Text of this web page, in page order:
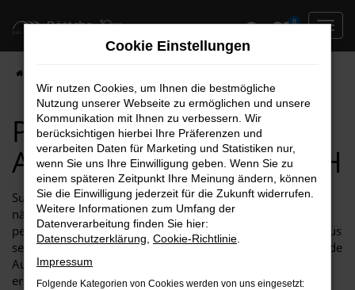
Zum
springen
0
Peugeot kaufen bei
Autohaus Böttche GmbH
Suchen Sie nach einem zuverlässigen Partner für Ihr
nächstes Fahrzeug? Dann ist Autohaus Böttche GmbH Ihr
perfekter Ansprechpartner! Als führendes Peugeot Autohaus
seit über 20 Jahren bieten wir nicht nur eine beeindruckende
Auswahl an Peugeot-Modellen, sondern auch einen
erstklassigen Service, der Ihre Erwartungen übertrifft.
Cookie Einstellungen
Wir nutzen Cookies, um Ihnen die bestmögliche
Nutzung unserer Webseite zu ermöglichen und unsere
Kommunikation mit Ihnen zu verbessern. Wir
berücksichtigen hierbei Ihre Präferenzen und
verarbeiten Daten für Marketing und Statistiken nur,
wenn Sie uns Ihre Einwilligung geben. Wenn Sie zu
einem späteren Zeitpunkt Ihre Meinung ändern, können
Sie die Einwilligung jederzeit für die Zukunft widerrufen.
Weitere Informationen zum Umfang der
Datenverarbeitung finden Sie hier:
Datenschutzerklärung Cookie-Richtlinie
Impressum
Folgende Kategorien von Cookies werden von uns eingesetzt: